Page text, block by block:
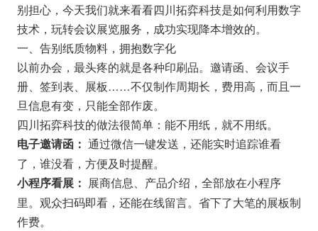
别担心，今天我们就来看看四川拓弈科技是如何利用数字
技术，玩转会议展览服务 ，成功实现降本增效的。
一、告别纸质物料，拥抱数字化
以前办会，最头疼的就是各种印刷品。邀请函、会议手
册、签到表、展板……不仅制作周期长，费用高，而且一
旦信息有变，只能全部作废。
四川拓弈科技的做法很简单：能不用纸，就不用纸。
电子邀请函： 通过微信一键发送，还能实时追踪谁看
了，谁没看，方便及时提醒。
小程序看展： 展商信息、产品介绍，全部放在小程序
里。观众扫码即看，还能在线留言。省下了大笔的展板制
作费。